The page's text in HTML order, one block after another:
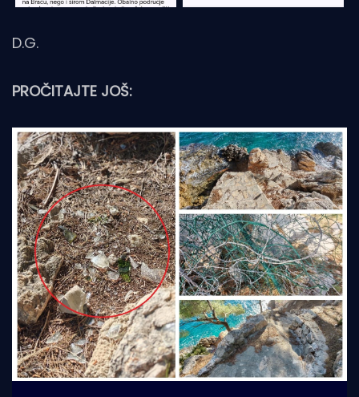
D.G.
PROČITAJTE JOŠ: